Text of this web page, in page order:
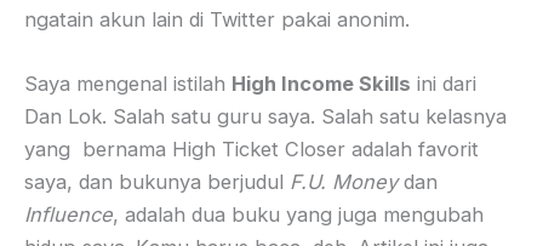
ngatain akun lain di Twitter pakai anonim.
Saya mengenal istilah High Income Skills ini dari
Dan Lok. Salah satu guru saya. Salah satu kelasnya
yang bernama High Ticket Closer adalah favorit
saya, dan bukunya berjudul F.U. Moneydan
Influence, adalah dua buku yang juga mengubah